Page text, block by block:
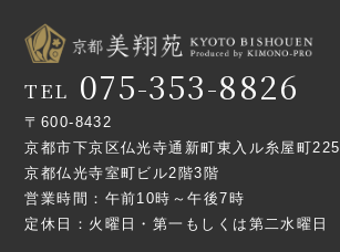
TEL 075-353-8826
〒600-8432
京都市下京区仏光寺通新町東入ル糸屋町225
京都仏光寺室町ビル2階3階
営業時間：午前10時～午後7時
定休日：火曜日・第一もしくは第二水曜日